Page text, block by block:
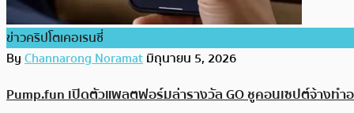
ข่าวคริปโตเคอเรนซี่
ByChannarong Noramatมิถุนายน 5, 2026
Pump.fun เปิดตัวแพลตฟอร์มล่ารางวัล GO ชูคอนเซปต์จ้างทำ